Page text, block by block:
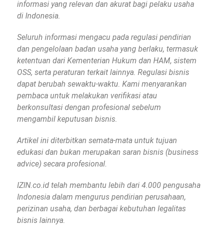
informasi yang relevan dan akurat bagi pelaku usaha
di Indonesia.
Seluruh informasi mengacu pada regulasi pendirian
dan pengelolaan badan usaha yang berlaku, termasuk
ketentuan dari Kementerian Hukum dan HAM, sistem
OSS, serta peraturan terkait lainnya. Regulasi bisnis
dapat berubah sewaktu-waktu. Kami menyarankan
pembaca untuk melakukan verifikasi atau
berkonsultasi dengan profesional sebelum
mengambil keputusan bisnis.
Artikel ini diterbitkan semata-mata untuk tujuan
edukasi dan bukan merupakan saran bisnis (business
advice) secara profesional.
IZIN.co.id telah membantu lebih dari 4.000 pengusaha
Indonesia dalam mengurus pendirian perusahaan,
perizinan usaha, dan berbagai kebutuhan legalitas
bisnis lainnya.